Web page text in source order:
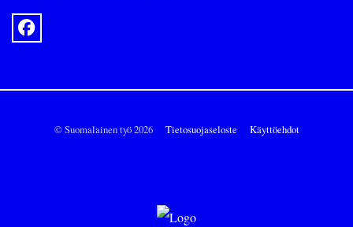
© Suomalainen työ 2026 Tietosuojaseloste Käyttöehdot